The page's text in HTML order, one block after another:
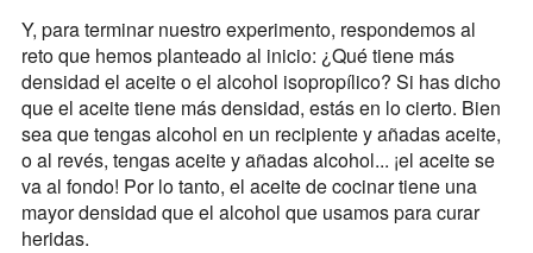
Y, para terminar nuestro experimento, respondemos al
reto que hemos planteado al inicio: ¿Qué tiene más
densidad el aceite o el alcohol isopropílico? Si has dicho
que el aceite tiene más densidad, estás en lo cierto. Bien
sea que tengas alcohol en un recipiente y añadas aceite,
o al revés, tengas aceite y añadas alcohol... ¡el aceite se
va al fondo! Por lo tanto, el aceite de cocinar tiene una
mayor densidad que el alcohol que usamos para curar
heridas.